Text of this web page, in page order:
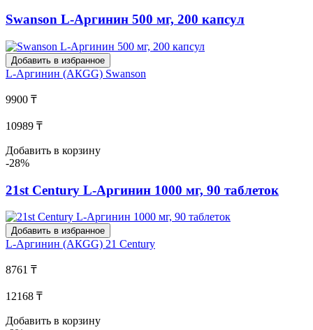
Swanson L-Аргинин 500 мг, 200 капсул
Добавить в избранное
L-Аргинин (АКGG) Swanson
9900 ₸
10989 ₸
Добавить в корзину
-28%
21st Century L-Аргинин 1000 мг, 90 таблеток
Добавить в избранное
L-Аргинин (АКGG) 21 Century
8761 ₸
12168 ₸
Добавить в корзину